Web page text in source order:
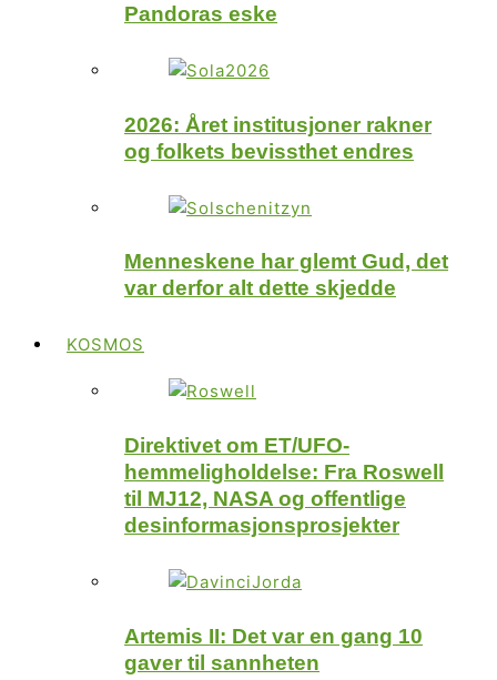
Pandoras eske
2026: Året institusjoner rakner
og folkets bevissthet endres
Menneskene har glemt Gud, det
var derfor alt dette skjedde
KOSMOS
Direktivet om ET/UFO-
hemmeligholdelse: Fra Roswell
til MJ12, NASA og offentlige
desinformasjonsprosjekter
Artemis II: Det var en gang 10
gaver til sannheten